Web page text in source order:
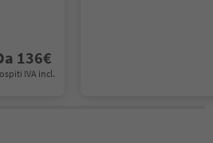
136€
IVA incl.